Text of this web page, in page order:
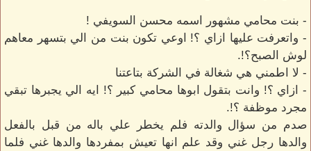
- بنت محامي مشهور اسمه محسن السويفي !
- واتعرفت عليها ازاي ؟! اوعي تكون بنت من الي بتسهر معاهم
لوش الصبح؟!.
- لا اطمني هي شغالة في الشركة بتاعتنا
- ازاي ؟! وانت بتقول ابوها محامي كبير ؟! ايه الي يجبرها تبقي
مجرد موظفة ؟!.
صدم من سؤال والدته فلم يخطر علي باله من قبل بالفعل
والدها رجل غني وقد علم انها تعيش بمفردها والدها غني فلما